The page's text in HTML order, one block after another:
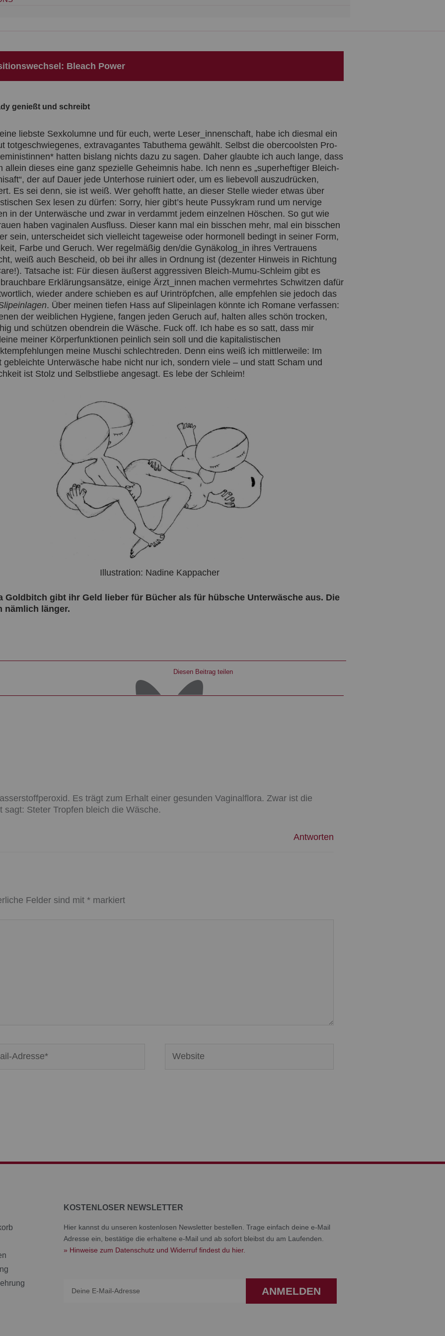
a
t
Bleach Power
genießt und schreibt
liebste Sexkolumne und für euch, werte Leser_innenschaft, habe ich diesmal ein
totgeschwiegenes, extravagantes Tabuthema gewählt. Selbst die obercoolsten Pro-
hatten bislang nichts dazu zu sagen. Daher glaubte ich auch lange, dass
allein dieses eine ganz spezielle Geheimnis habe. Ich nenn es „superheftiger Bleich-
der auf Dauer jede Unterhose ruiniert oder, um es liebevoll auszudrücken,
Es sei denn, sie ist weiß. Wer gehofft hatte, an dieser Stelle wieder etwas über
Sex lesen zu dürfen: Sorry, hier gibt’s heute Pussykram rund um nervige
in der Unterwäsche und zwar in verdammt jedem einzelnen Höschen. So gut wie
haben vaginalen Ausfluss. Dieser kann mal ein bisschen mehr, mal ein bisschen
sein, unterscheidet sich vielleicht tageweise oder hormonell bedingt in seiner Form,
Farbe und Geruch. Wer regelmäßig den/die Gynäkolog_in ihres Vertrauens
weiß auch Bescheid, ob bei ihr alles in Ordnung ist (dezenter Hinweis in Richtung
Tatsache ist: Für diesen äußerst aggressiven Bleich-Mumu-Schleim gibt es
Erklärungsansätze, einige Ärzt_innen machen vermehrtes Schwitzen dafür
wieder andere schieben es auf Urintröpfchen, alle empfehlen sie jedoch das
. Über meinen tiefen Hass auf Slipeinlagen könnte ich Romane verfassen:
der weiblichen Hygiene, fangen jeden Geruch auf, halten alles schön trocken,
und schützen obendrein die Wäsche. Fuck off. Ich habe es so satt, dass mir
meiner Körperfunktionen peinlich sein soll und die kapitalistischen
meine Muschi schlechtreden. Denn eins weiß ich mittlerweile: Im
gebleichte Unterwäsche habe nicht nur ich, sondern viele – und statt Scham und
ist Stolz und Selbstliebe angesagt. Es lebe der Schleim!
Illustration: Nadine Kappacher
Goldbitch gibt ihr Geld lieber für Bücher als für hübsche Unterwäsche aus. Die
nämlich länger.
Diesen Beitrag teilen
Es trägt zum Erhalt einer gesunden Vaginalflora. Zwar ist die
Steter Tropfen bleich die Wäsche.
Antworten
Felder sind mit * markiert
KOSTENLOSER NEWSLETTER
Hier kannst du unseren kostenlosen Newsletter bestellen. Trage einfach deine e-Mail
Adresse ein, bestätige die erhaltene e-Mail und ab sofort bleibst du am Laufenden.
» Hinweise zum Datenschutz und Widerruf findest du hier.
ANMELDEN